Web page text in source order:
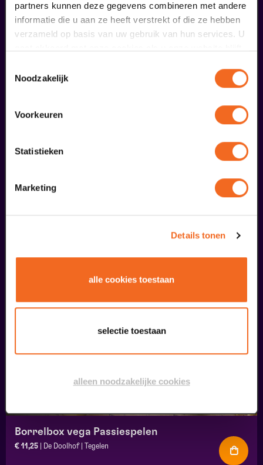
partners kunnen deze gegevens combineren met andere
informatie die u aan ze heeft verstrekt of die ze hebben
verzameld op basis van uw gebruik van hun services. U
Noodzakelijk
Voorkeuren
Statistieken
Marketing
Details tonen
alle cookies toestaan
selectie toestaan
alleen noodzakelijke cookies
16
augustus
€ 11,25| De Doolhof | Tegelen
augustus
Borrelbox vega Passiespelen
€ 11,25 | De Doolhof | Tegelen